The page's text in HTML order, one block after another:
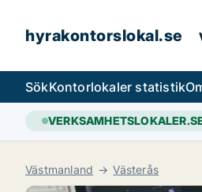
hyrakontorslokal.se
SökKontorlokaler statistik
Västmanland Västerås